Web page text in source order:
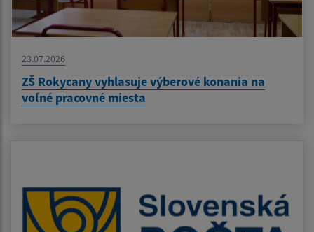
23.07.2026
ZŠ Rokycany vyhlasuje výberové konania na
voľné pracovné miesta